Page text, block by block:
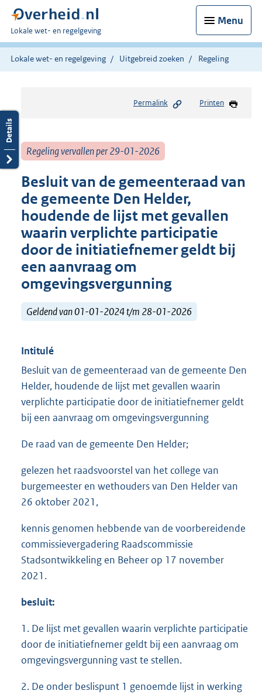
Menu
U
bent
hier:
Lokale wet- en regelgeving
Lokale wet- en regelgeving Uitgebreid zoeken Regeling
Permalink Printen
Regeling vervallen per 29-01-2026
Besluit van de gemeenteraad van
de gemeente Den Helder,
houdende de lijst met gevallen
waarin verplichte participatie
door de initiatiefnemer geldt bij
een aanvraag om
omgevingsvergunning
Geldend van 01-01-2024 t/m 28-01-2026
Intitulé
Besluit van de gemeenteraad van de gemeente Den
Helder, houdende de lijst met gevallen waarin
verplichte participatie door de initiatiefnemer geldt
bij een aanvraag om omgevingsvergunning
De raad van de gemeente Den Helder;
gelezen het raadsvoorstel van het college van
burgemeester en wethouders van Den Helder van
26 oktober 2021,
kennis genomen hebbende van de voorbereidende
commissievergadering Raadscommissie
Stadsontwikkeling en Beheer op 17 november
2021.
besluit:
1. De lijst met gevallen waarin verplichte participatie
door de initiatiefnemer geldt bij een aanvraag om
omgevingsvergunning vast te stellen.
2. De onder beslispunt 1 genoemde lijst in werking